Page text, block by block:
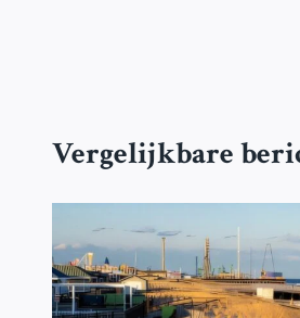
Vergelijkbare